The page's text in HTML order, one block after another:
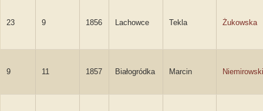
23 9 1856 Lachowce Tekla Żukowska
9 11 1857 Białogródka Marcin Niemirowski